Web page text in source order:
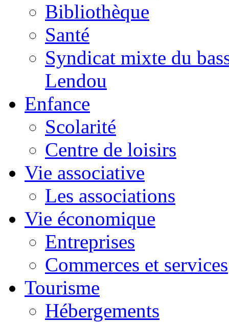
Bibliothèque
Santé
Syndicat mixte du
Lendou
Enfance
Scolarité
Centre de loisirs
Vie associative
Les associations
Vie économique
Entreprises
Commerces et services
Tourisme
Hébergements